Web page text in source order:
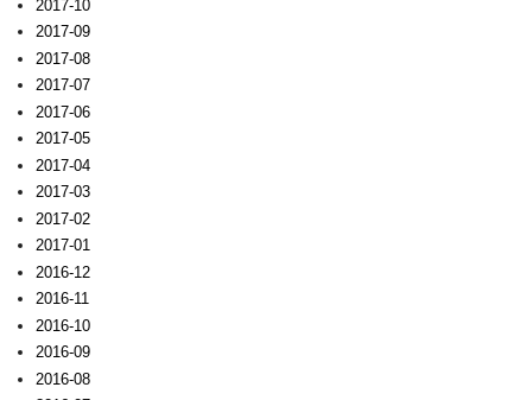
2017-10
2017-09
2017-08
2017-07
2017-06
2017-05
2017-04
2017-03
2017-02
2017-01
2016-12
2016-11
2016-10
2016-09
2016-08